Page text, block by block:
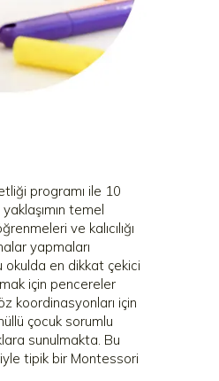
programı ile 10
temel
ve kalıcılığı
yapmaları
okulda en dikkat çekici
için pencereler
koordinasyonları için
çocuk sorumlu
sunulmakta. Bu
tipik bir Montessori